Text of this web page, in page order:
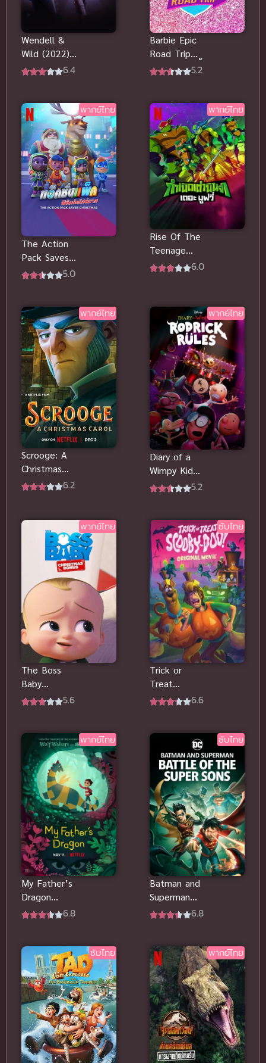
Wendell &
Wild (2022)
เวนเดลล์กับไว
6.4
Barbie Epic
Road Trip
(2022) บาร์บี้
ไทย
5.2
พากย์ไทย
The Action
Pack Saves
Christmas
นี่จ้า
5.0
พากย์ไทย
Rise Of The
Teenage
Mutant Ninja
ฟรีออนไลน์
6.0
พากย์ไทย
Scrooge: A
Christmas
Carol (2022)
6.2
พากย์ไทย
Diary of a
Wimpy Kid
Rodrick
สนุกจังนะ
5.2
พากย์ไทย
The Boss
Baby
Christmas
พากย์ไทยดูฟรี
จ้า
5.6
ซับไทย
Trick or
Treat
ScoobyDoo!
ซับไทย
6.6
พากย์ไทย
My Father’s
Dragon
(2022) มังกร
ไลน์
6.8
ซับไทย
Batman and
Superman
Battle of
ซับไทย
6.8
ซับไทย พากย์ไทย